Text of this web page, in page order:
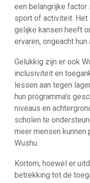
een belangrijke
sport of activiteit.
gelijke kansen heeft
ervaren, ongeacht
Gelukkig zijn er ook
inclusiviteit en
lessen aan tegen
hun programma’s
niveaus en
scholen te
meer mensen kunnen
Wushu.
Kortom, hoewel er
betrekking tot de